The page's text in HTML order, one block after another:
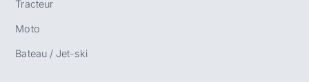
Tracteur
Moto
Bateau / Jet-ski